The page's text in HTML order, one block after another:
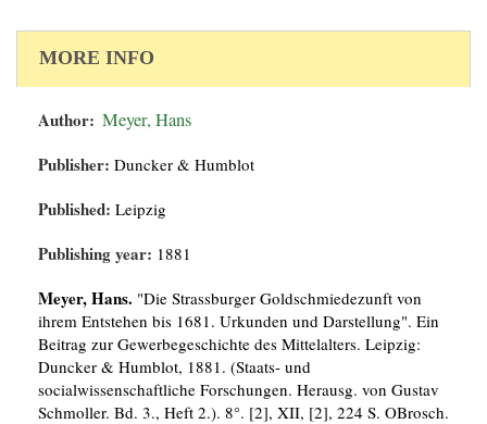
MORE INFO
Author: Meyer, Hans
Publisher: Duncker & Humblot
Published: Leipzig
Publishing year: 1881
Meyer, Hans. "Die Strassburger Goldschmiedezunft von
ihrem Entstehen bis 1681. Urkunden und Darstellung". Ein
Beitrag zur Gewerbegeschichte des Mittelalters. Leipzig:
Duncker & Humblot, 1881. (Staats- und
socialwissenschaftliche Forschungen. Herausg. von Gustav
Schmoller. Bd. 3., Heft 2.). 8°. [2], XII, [2], 224 S. OBrosch.